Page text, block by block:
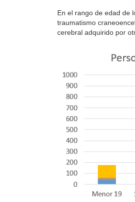
En el rango de edad de
traumatismo
cerebral adquirido por